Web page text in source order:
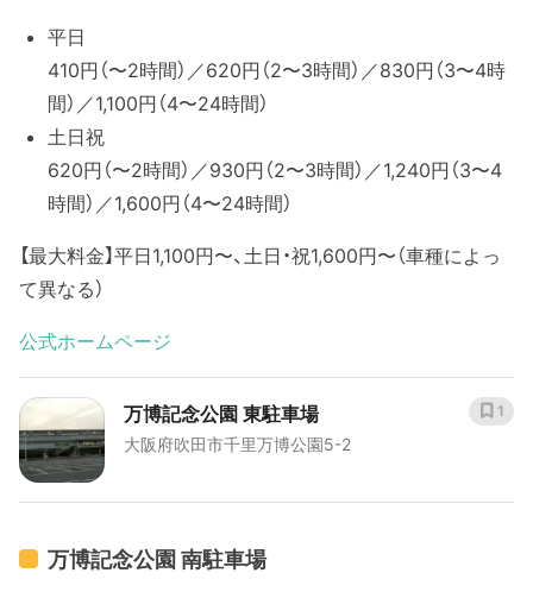
平日
410円（〜2時間）／620円（2〜3時間）／830円（3〜4時
間）／1,100円（4〜24時間）
土日祝
620円（〜2時間）／930円（2〜3時間）／1,240円（3〜4
時間）／1,600円（4〜24時間）
【最大料金】平日1,100円〜、土日・祝1,600円〜（車種によっ
て異なる）
公式ホームページ
万博記念公園 東駐車場
大阪府吹田市千里万博公園5-2
1
万博記念公園 南駐車場